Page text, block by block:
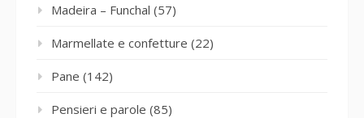
Madeira – Funchal (57)
Marmellate e confetture (22)
Pane (142)
Pensieri e parole (85)